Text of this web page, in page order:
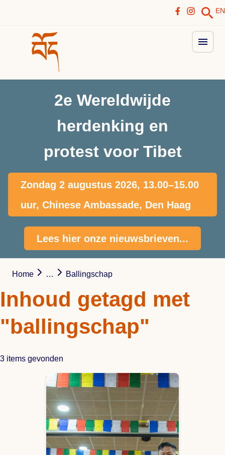
EN
2e Wereldwijde
herdenking en
protest voor Tibet
Zondag 2 augustus 2026, 13.00–15.00
uur, Chinese Ambassade, Den Haag
Lees hier onze nieuwsbrieven...
Home … Ballingschap
Inhoud getagd met
"ballingschap"
3 items gevonden